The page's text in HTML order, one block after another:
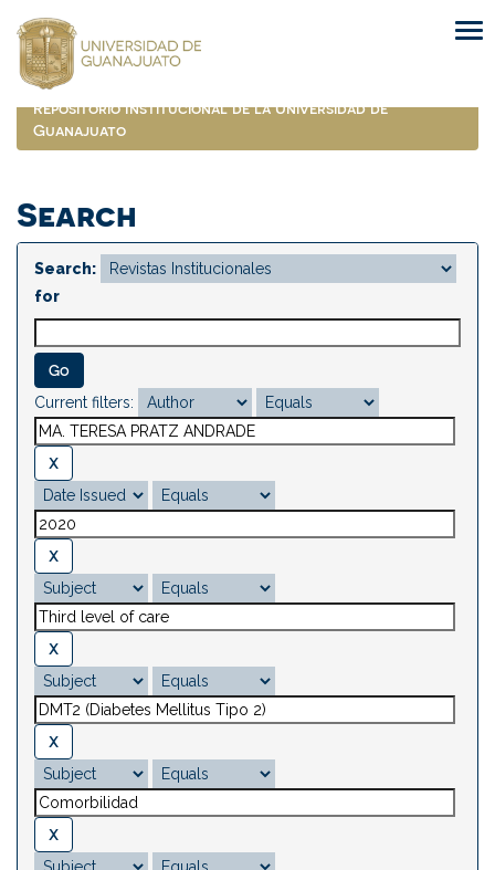
navigation
Repositorio Institucional de la Universidad de
Guanajuato
Search
Search:
for
Current filters: